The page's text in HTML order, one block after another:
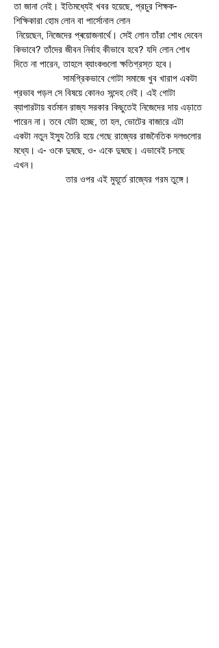
তা জানা নেই। ইতিমধ্যেই খবর হয়েছে, প্রচুর শিক্ষক-
শিক্ষিকারা হোম লোন বা পার্সোনাল লোন
কিভাবে? তাঁদের জীবন নির্বাহ কীভাবে হবে? যদি লোন শোধ
দিতে না পারেন, তাহলে ব্যাংকগুলো ক্ষতিগ্রস্ত হবে।
প্রভাব পড়ল সে বিষয়ে কোনও সন্দেহ নেই। এই গোটা
ব্যাপারটায় বর্তমান রাজ্য সরকার কিছুতেই নিজেদের দায় এড়াতে
পারেন না। তবে যেটা হচ্ছে, তা হল, ভোটের বাজারে এটা
একটা নতুন ইস্যু তৈরি হয়ে গেছে রাজ্যের রাজনৈতিক দলগুলোর
মধ্যে। এ- ওকে দুষছে, ও- একে দুষছে। এভাবেই চলছে
এখন।
                   তার ওপর এই মুহূর্তে রাজ্যের গরম তুঙ্গে।